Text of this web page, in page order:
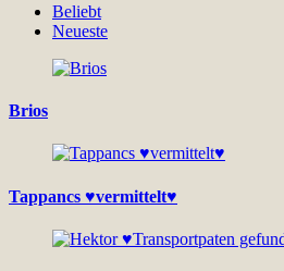
Beliebt
Neueste
Brios
Tappancs ♥vermittelt♥